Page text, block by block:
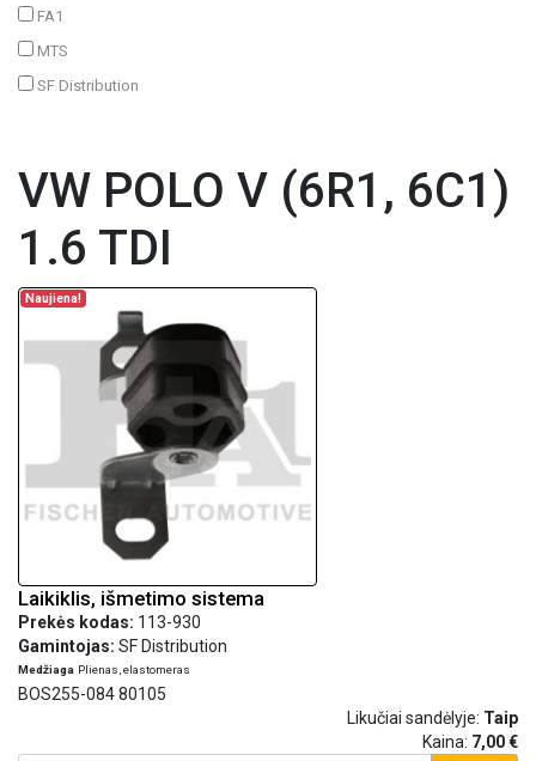
FA1
MTS
SF Distribution
VW POLO V (6R1, 6C1)
1.6 TDI
Naujiena!
Laikiklis, išmetimo sistema
Prekės kodas: 113-930
Gamintojas: SF Distribution
Medžiaga Plienas, elastomeras
BOS255-084 80105
Likučiai sandėlyje: Taip
Kaina: 7,00 €